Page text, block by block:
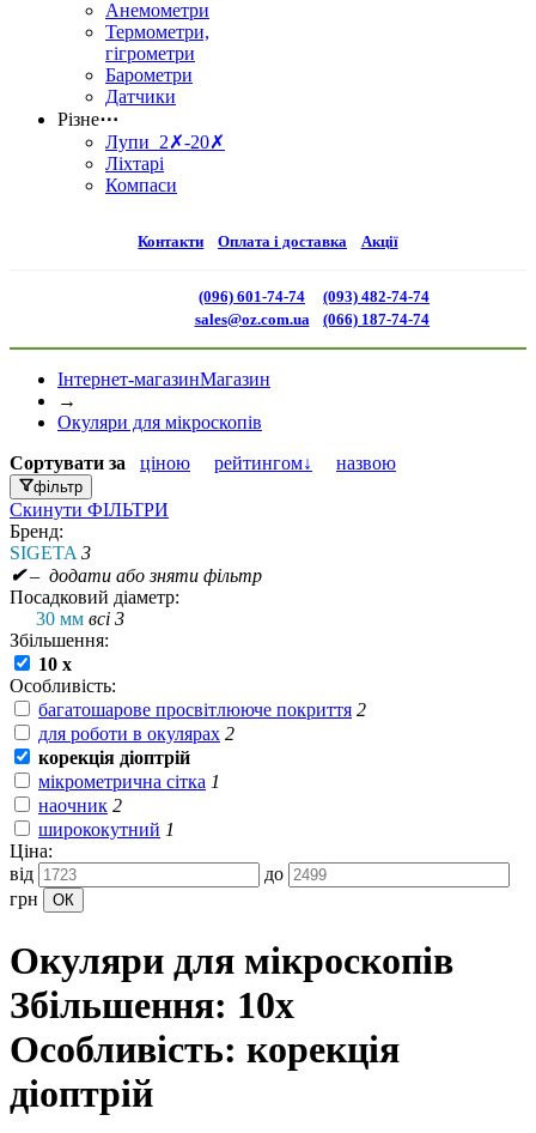
Анемометри
Термометри,
гігрометри
Барометри
Датчики
Різне⋯
Лупи 2✗-20✗
Ліхтарі
Компаси
Контакти Оплата і доставка Акції
(096) 601-74-74
sales@oz.com.ua
(093) 482-74-74
(066) 187-74-74
Інтернет-магазинМагазин
→
Окуляри для мікроскопів
Сортувати за ціною рейтингом↓ назвою
фільтр
Скинути ФІЛЬТРИ
Бренд:
SIGETA 3
✔– додати або зняти фільтр
Посадковий діаметр:
30 мм всі 3
Збільшення:
10 x
Особливість:
багатошарове просвітлююче покриття 2
для роботи в окулярах 2
корекція діоптрій
мікрометрична сітка 1
наочник 2
ширококутний 1
Ціна:
від
до
грн
Окуляри для мікроскопів
Збільшення: 10x
Особливість: корекція
діоптрій